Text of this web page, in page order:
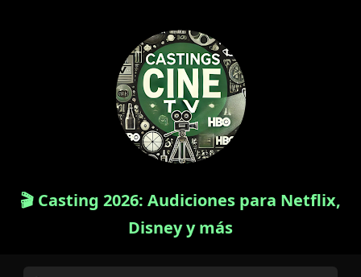
🎬 Casting 2026: Audiciones para Netflix,
Disney y más